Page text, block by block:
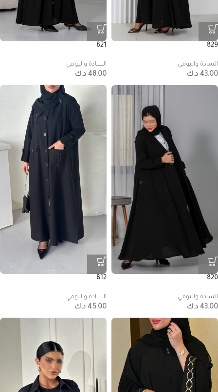
829
السادة واليومي
43.00 د.ك
821
السادة واليومي
48.00 د.ك
820
السادة واليومي
43.00 د.ك
812
السادة واليومي
45.00 د.ك